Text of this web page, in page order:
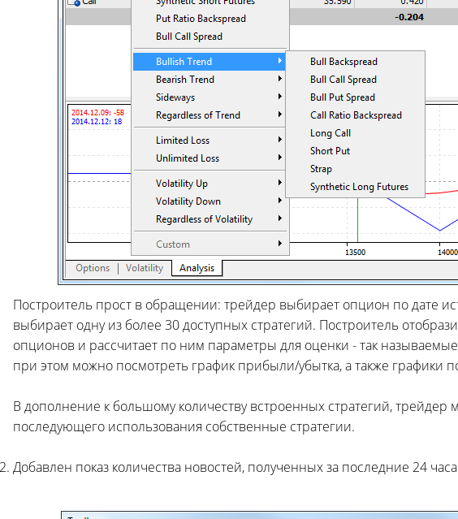
Построитель прост в обращении: трейдер выбирает опцион по дате
выбирает одну из более 30 доступных стратегий. Построитель
опционов и рассчитает по ним параметры для оценки - так
при этом можно посмотреть график прибыли/убытка, а также графики
В дополнение к большому количеству встроенных стратегий, трейдер
последующего использования собственные стратегии.
Добавлен показ количества новостей, полученных за последние 24